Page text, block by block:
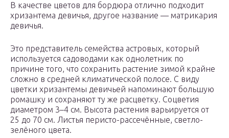
В качестве цветов для бордюра отлично подходит
хризантема девичья, другое название — матрикария
девичья.
Это представитель семейства астровых, который
используется садоводами как однолетник по
причине того, что сохранить растение зимой крайне
сложно в средней климатической полосе. С виду
цветки хризантемы девичьей напоминают большую
ромашку и сохраняют ту же расцветку. Соцветия
диаметром 3–4 см. Высота растения варьируется от
25 до 70 см. Листья перисто-рассечённые, светло-
зелёного цвета.